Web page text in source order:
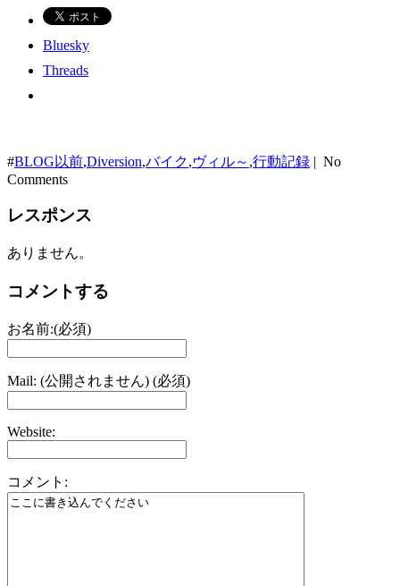
Bluesky
Threads
#BLOG以前,Diversion,バイク,ヴィル～ ,行動記録 | No
Comments
レスポンス
ありません。
コメントする
お名前:(必須)
Mail: (公開されません) (必須)
Website:
コメント: